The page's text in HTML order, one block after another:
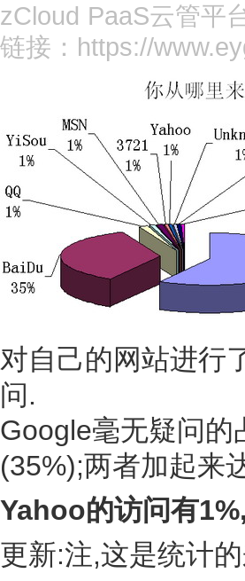
zCloud PaaS云管平
链接： https://
对自己的网站进行
问.
Google毫无疑问
(35%);两者加起来
Yahoo的访问有
更新:注,这是统计